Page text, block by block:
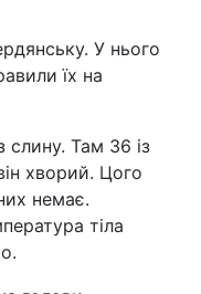
У нього
їх на
слину. Там 36 із
хворий. Цого
немає.
тіла